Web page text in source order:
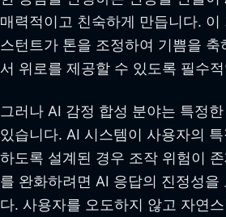
매력적이고 친숙하게 만듭니다. 이
스턴트가 톤을 조정하여 기쁨을 축
서 위로를 제공할 수 있도록 필수
그러나 AI 감정 합성 분야는 특정
있습니다. AI 시스템이 사용자의
하도록 설계된 경우 조작 위험이
를 완화하려면 AI 응답의 진정성을
다. 사용자를 오도하지 않고 자연